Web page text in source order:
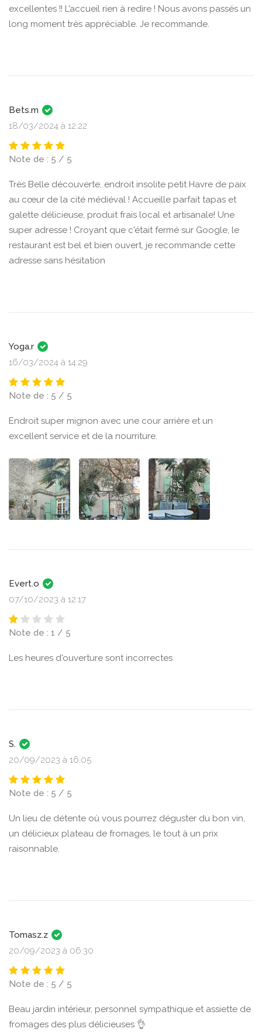
excellentes !! L’accueil rien à redire ! Nous avons passés un
long moment très appréciable. Je recommande.
Bets.m
18/03/2024 à 12:22
Note de : 5 / 5
Très Belle découverte, endroit insolite petit Havre de paix
au cœur de la cité médiéval ! Accueille parfait tapas et
galette délicieuse, produit frais local et artisanale! Une
super adresse ! Croyant que c'était fermé sur Google, le
restaurant est bel et bien ouvert, je recommande cette
adresse sans hésitation
Yoga.r
16/03/2024 à 14:29
Note de : 5 / 5
Endroit super mignon avec une cour arrière et un
excellent service et de la nourriture.
Evert.o
07/10/2023 à 12:17
Note de : 1 / 5
Les heures d'ouverture sont incorrectes
S.
20/09/2023 à 16:05
Note de : 5 / 5
Un lieu de détente où vous pourrez déguster du bon vin,
un délicieux plateau de fromages, le tout à un prix
raisonnable.
Tomasz.z
20/09/2023 à 06:30
Note de : 5 / 5
Beau jardin intérieur, personnel sympathique et assiette de
fromages des plus délicieuses 👌